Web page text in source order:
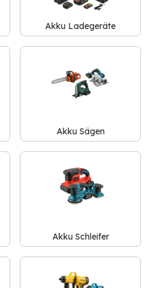
Akku Ladegeräte
Akku Sägen
Akku Schleifer